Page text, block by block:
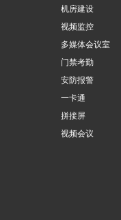
机房建设
视频监控
多媒体会议室
门禁考勤
安防报警
一卡通
拼接屏
视频会议